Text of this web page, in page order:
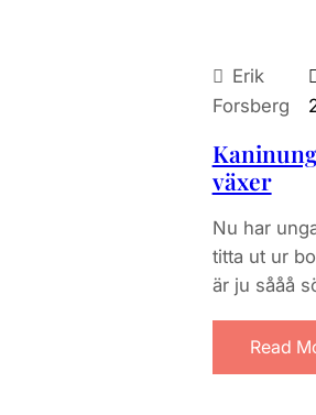
Erik
Forsberg
växer
Nu har
titta ut ur
är ju sååå
Read